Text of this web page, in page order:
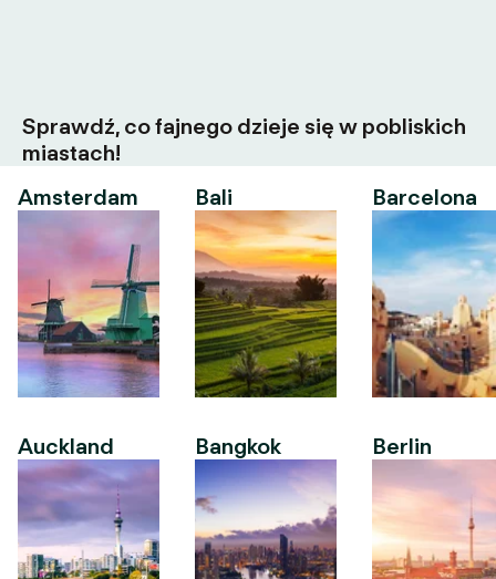
Sprawdź, co fajnego dzieje się w pobliskich
miastach!
Amsterdam
Auckland
Bali
Bangkok
Barcelona
Berlin